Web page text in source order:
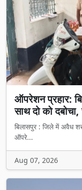
ऑपरेशन प्रहार:
साथ दो को
बिलासपुर : जिले में अवैध
ऑपरे...
Aug 07, 2026